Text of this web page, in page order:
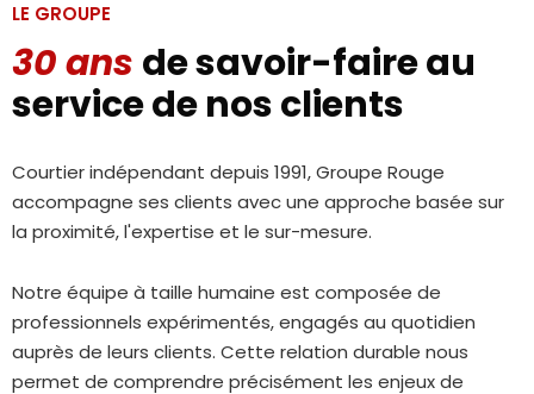
LE GROUPE
30 ans de savoir-faire au
service de nos clients
Courtier indépendant depuis 1991, Groupe Rouge
accompagne ses clients avec une approche basée sur
la proximité, l'expertise et le sur-mesure.
Notre équipe à taille humaine est composée de
professionnels expérimentés, engagés au quotidien
auprès de leurs clients. Cette relation durable nous
permet de comprendre précisément les enjeux de